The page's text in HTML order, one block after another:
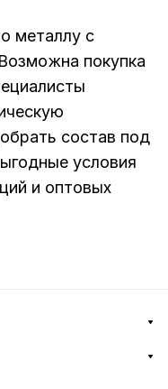
металлу с
покупка
состав под
условия
и оптовых